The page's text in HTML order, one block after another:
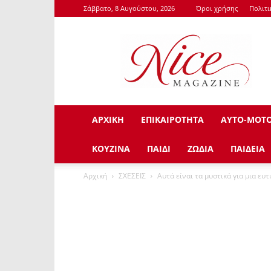
Σάββατο, 8 Αυγούστου, 2026 Όροι χρήσης
NiceMagazine.Gr
ΑΡΧΙΚΗ ΕΠΙΚΑΙΡΟΤΗΤΑ ΑΥΤΟ-
ΚΟΥΖΙΝΑ ΠΑΙΔΙ ΖΩΔΙΑ ΠΑΙΔΕΙΑ
Αρχική ΣΧΕΣΕΙΣ Αυτά είναι τα μυστικά για μια